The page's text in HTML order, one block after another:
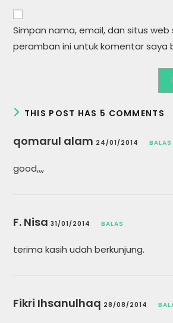
comment
website
URL
(optional)
Simpan nama, email, dan situs
peramban ini untuk komentar saya
THIS POST HAS 5 COMMENTS
qomarul alam 24/01/2014 BALAS
good,,,,
F. Nisa 31/01/2014 BALAS
terima kasih udah berkunjung.
Fikri Ihsanulhaq 28/08/2014